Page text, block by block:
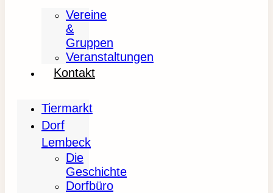
Vereine
&
Gruppen
Veranstaltungen
Kontakt
Tiermarkt
Dorf
Lembeck
Die
Geschichte
Dorfbüro